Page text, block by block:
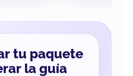
tu paquete
la guía